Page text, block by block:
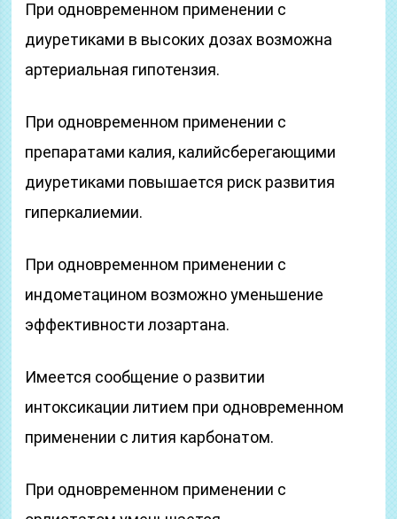
При одновременном применении с
диуретиками в высоких дозах возможна
артериальная гипотензия.
При одновременном применении с
препаратами калия, калийсберегающими
диуретиками повышается риск развития
гиперкалиемии.
При одновременном применении с
индометацином возможно уменьшение
эффективности лозартана.
Имеется сообщение о развитии
интоксикации литием при одновременном
применении с лития карбонатом.
При одновременном применении с